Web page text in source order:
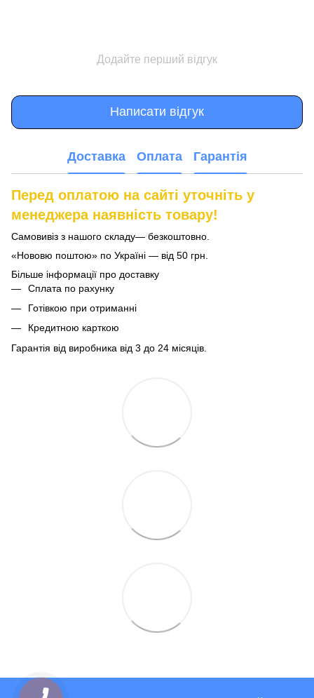
Додайте перший відгук
Написати відгук
Доставка Оплата Гарантія
Перед оплатою на сайті уточніть у
менеджера наявність товару!
Самовивіз з нашого складу— безкоштовно.
«Нововю поштою» по Україні — від 50 грн.
Більше інформації про доставку
Сплата по рахунку
Готівкою при отриманні
Кредитною карткою
Гарантія від виробника від 3 до 24 місяців.